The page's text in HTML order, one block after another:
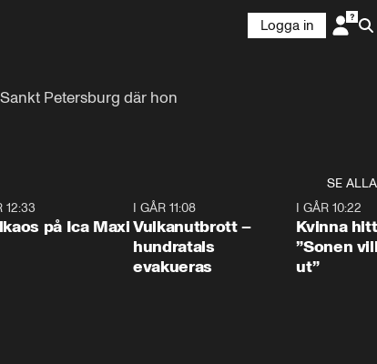
Logga in
Petersburg där hon
SE ALLA
12:33
på Ica Maxi
I GÅR 11:08
Vulkanutbrott –
hundratals
evakueras
I GÅR 10:22
Kvinna
”Sonen
ut”